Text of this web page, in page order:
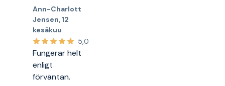
Ann-Charlott
Jensen 12
kesäkuu
5,0
Fungerar helt
enligt
förväntan.